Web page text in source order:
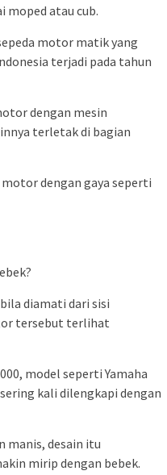
moped atau cub.
motor matik yang
terjadi pada tahun
dengan mesin
terletak di bagian
dengan gaya seperti
diamati dari sisi
tersebut terlihat
model seperti Yamaha
sering kali dilengkapi dengan
manis, desain itu
mirip dengan bebek.